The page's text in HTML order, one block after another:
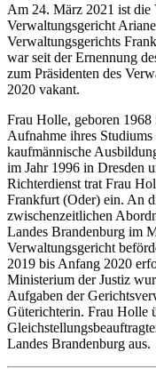
Am 24. März 2021 ist die
Verwaltungsgericht
Verwaltungsgerichts
war seit der Ernennung
zum Präsidenten des
2020 vakant.
Frau Holle, geboren
Aufnahme ihres Studiums
kaufmännische
im Jahr 1996 in Dresden
Richterdienst trat Frau
Frankfurt (Oder) ein. An
zwischenzeitlichen
Landes Brandenburg im
Verwaltungsgericht
2019 bis Anfang 2020
Ministerium der Justiz
Aufgaben der
Güterichterin. Frau Holle
Landes Brandenburg aus.